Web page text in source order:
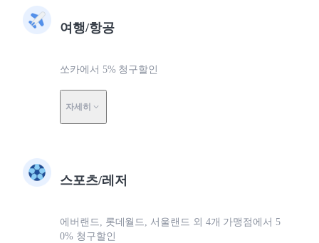
여행/항공
쏘카에서 5% 청구할인
자세히
스포츠/레저
에버랜드, 롯데월드, 서울랜드 외 4개 가맹점에서 5
0% 청구할인